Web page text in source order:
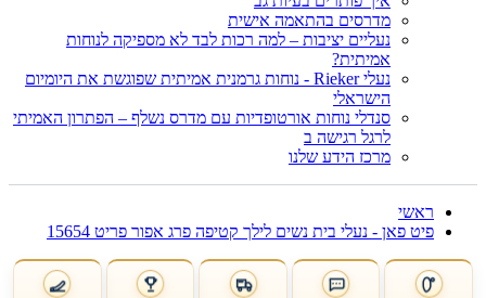
מדרסים בהתאמה אישית
נעליים יציבות – למה רכות לבד לא מספיקה לנוחות
אמיתית?
נעלי Rieker - נוחות גרמנית אמיתית שפוגשת את היומיום
הישראלי
סנדלי נוחות אורטופדיות עם מדרס נשלף – הפתרון האמיתי
לרגל רגישה ב
מרכז הידע שלנו
ראשי
פיט פאן - נעלי בית נשים לילך קטיפה פרג אפור פריט 15654